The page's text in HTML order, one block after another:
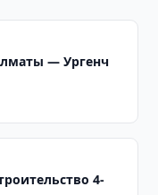
— Ургенч
4-